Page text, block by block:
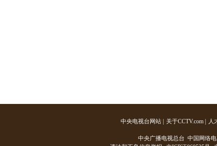
中央电视台网站 关于CCTV.com 人
中央广播电视总台 中国网络